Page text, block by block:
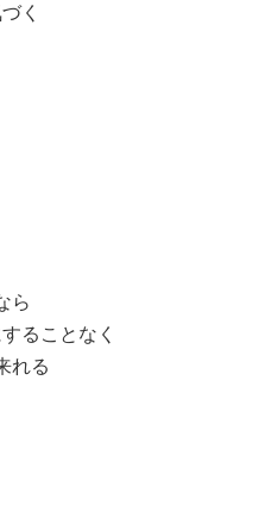
く
ら
ることなく
れる